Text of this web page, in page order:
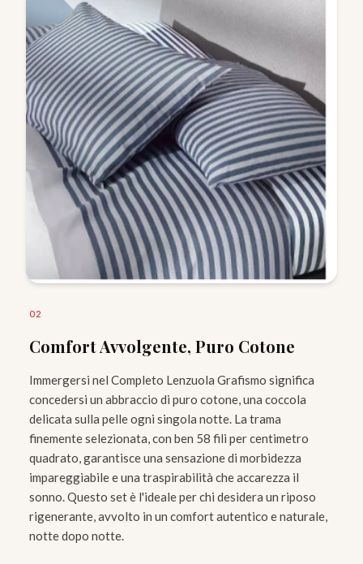
02
Comfort Avvolgente, Puro Cotone
Immergersi nel Completo Lenzuola Grafismo significa
concedersi un abbraccio di puro cotone, una coccola
delicata sulla pelle ogni singola notte. La trama
finemente selezionata, con ben 58 fili per centimetro
quadrato, garantisce una sensazione di morbidezza
impareggiabile e una traspirabilità che accarezza il
sonno. Questo set è l'ideale per chi desidera un riposo
rigenerante, avvolto in un comfort autentico e naturale,
notte dopo notte.